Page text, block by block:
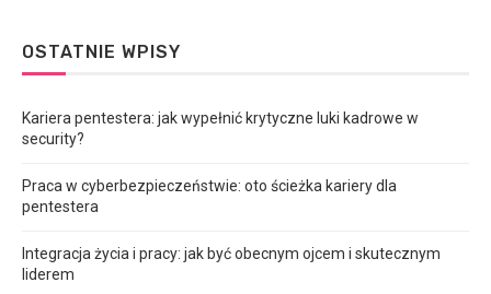
OSTATNIE WPISY
Kariera pentestera: jak wypełnić krytyczne luki kadrowe w
security?
Praca w cyberbezpieczeństwie: oto ścieżka kariery dla
pentestera
Integracja życia i pracy: jak być obecnym ojcem i skutecznym
liderem